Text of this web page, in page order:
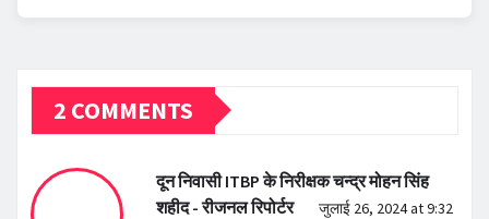
2 COMMENTS
दून निवासी ITBP के निरीक्षक चन्द्र मोहन सिंह
शहीद - रीजनल रिपोर्टर
जुलाई 26, 2024 at 9:32